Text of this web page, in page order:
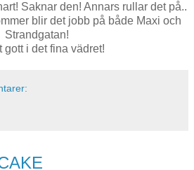
Saknar den! Annars rullar det på..
blir det jobb på både Maxi och
Strandgatan!
gott i det fina vädret!